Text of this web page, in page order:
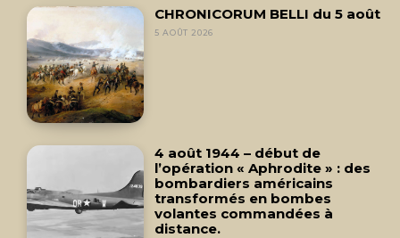
CHRONICORUM BELLI du 5 août
5 AOÛT 2026
4 août 1944 – début de
l’opération « Aphrodite » : des
bombardiers américains
transformés en bombes
volantes commandées à
distance.